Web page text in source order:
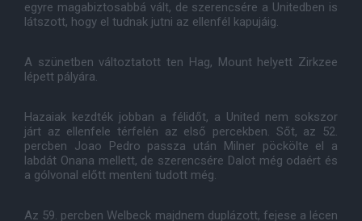
egyre magabiztosabbá vált, de szerencsére a Unitedben is
látszott, hogy el tudnak jutni az ellenfél kapujáig.
A szünetben változtatott ten Hag, Mount helyett Zirkzee
lépett pályára.
Hazaiak kezdték jobban a félidőt, a United nem sokszor
járt az ellenfele térfelén az első percekben. Sőt, az 52.
percben Joao Pedro passza után Milner pöckölte el a
labdát Onana mellett, de szerencsére Dalot még odaért és
a gólvonal előtt menteni tudott még.
Az 59. percben Welbeck majdnem duplázott, fejese a lécen